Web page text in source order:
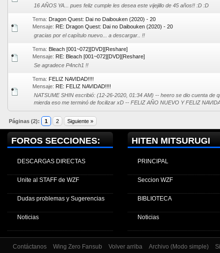
16 AÑOS YA... pues feliz cumple les desea este vijejillo de 45 años!! :D :D
Tema: Dragon Quest: Dai no Daibouken (2020) - 20
Mensaje: RE: Dragon Quest: Dai no Daibouken (2020) - 20
gracias por el capítulo nuevo... a descargar.. !!
Tema: Bleach [001~072][DVD][Reshare]
Mensaje: RE: Bleach [001~072][DVD][Reshare]
Se agradece P4nch1 !!
Tema: FELIZ NAVIDAD!!!!
Mensaje: RE: FELIZ NAVIDAD!!!!
NATSUME SHIN escribió: (12-26-2020, 01:34 AM) -- heero se dio cuenta de
mierda eso me terminó de focilizar xD -- FELIZ AÑO NUEVO Y FELIZ
Páginas (2): 1 2 Siguiente »
FOROS SECCIONES:
DESCARGAS DIRECTAS
Unite al STAFF de WZF
Dudas problemas y Sugerencias
Noticias
HITEN MITSURUGI
PRINCIPAL
Seccion WZF
BIBLIOTECA
Noticias
Contáctanos Wing Zero Fansub Volver arriba Archivo (Modo simple)